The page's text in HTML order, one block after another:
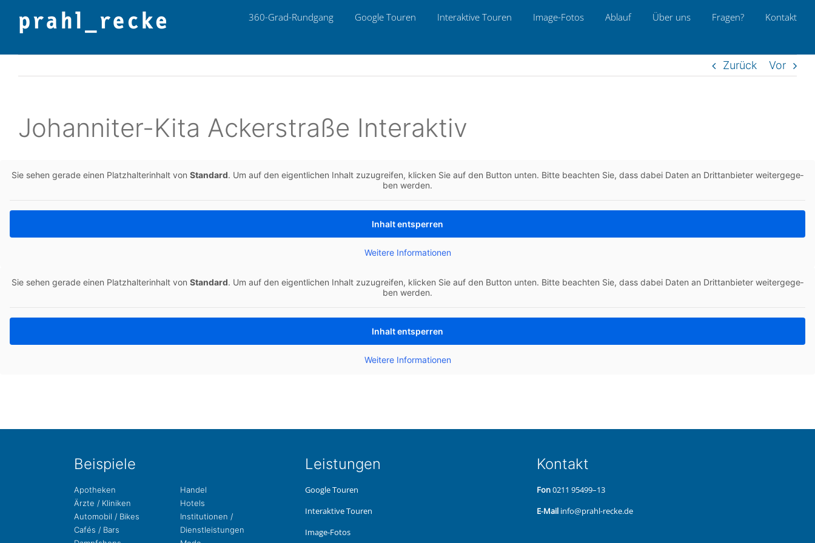
Inhalt
360-Grad-Rund­gang Google Touren Inter­ak­ti­ve Touren Image-Fotos Ablauf Über uns Fragen? Kon­takt
Zurück Vor
Johan­ni­ter-Kita Acker­stra­ße Interaktiv
Sie sehen gerade einen Platz­hal­ter­in­halt von Stan­dard. Um auf den eigent­li­chen Inhalt zuzu­grei­fen, kli­cken Sie auf den Button unten. Bitte beach­ten Sie, dass dabei Daten an Dritt­an­bie­ter wei­ter­ge­ge­
ben werden.
Inhalt ent­sper­ren
Wei­te­re Infor­ma­tio­nen
Sie sehen gerade einen Platz­hal­ter­in­halt von Stan­dard. Um auf den eigent­li­chen Inhalt zuzu­grei­fen, kli­cken Sie auf den Button unten. Bitte beach­ten Sie, dass dabei Daten an Dritt­an­bie­ter wei­ter­ge­ge­
ben werden.
Inhalt ent­sper­ren
Wei­te­re Infor­ma­tio­nen
Bei­spie­le
Apo­the­ken
Ärzte / Kliniken
Auto­mo­bil / Bikes
Cafés / Bars
Handel
Hotels
Insti­tu­tio­nen /
Dienstleistungen
Leis­tun­gen
Google Touren
Inter­ak­ti­ve Touren
Image-Fotos
Kon­takt
Fon0211 95499–13
E‑Mail info@prahl-recke.de